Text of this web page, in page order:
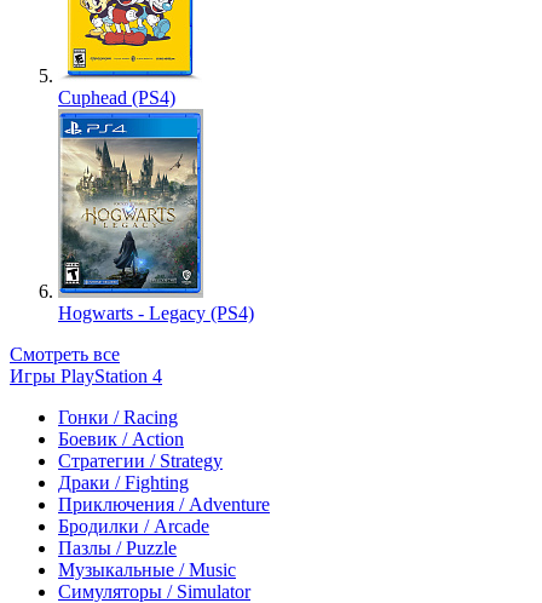
Cuphead (PS4)
Hogwarts - Legacy (PS4)
Смотреть все
Игры PlayStation 4
Гонки / Racing
Боевик / Action
Стратегии / Strategy
Драки / Fighting
Приключения / Adventure
Бродилки / Arcade
Пазлы / Puzzle
Музыкальные / Music
Симуляторы / Simulator